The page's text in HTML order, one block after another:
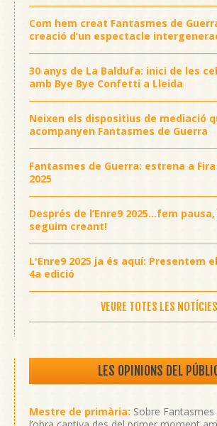
Com hem creat Fantasmes de
creació d’un espectacle
30 anys de La Baldufa: inici de les
amb Bye Bye Confetti a Lleida
Neixen els dispositius de mediació
acompanyen Fantasmes de Guerra
Fantasmes de Guerra: estrena a
2025
Després de l’Enre9 2025...fem
seguim creant!
L'Enre9 2025 ja és aquí: Presentem
4a edició
VEURE TOTES LES NOTÍCIES
LES OPINIONS DEL
Mestre de primària: Sobre Fantasmes